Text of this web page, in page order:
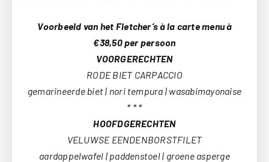
Voorbeeld van het Fletcher’s à la carte menu à
€38,50 per persoon
VOORGERECHTEN
RODE BIET CARPACCIO
gemarineerde biet | nori tempura | wasabimayonaise
* * *
HOOFDGERECHTEN
VELUWSE EENDENBORSTFILET
aardappelwafel | paddenstoel | groene asperge